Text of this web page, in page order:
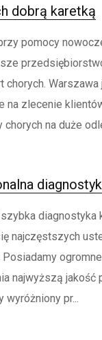
dobrą karetką
pomocy
na zlecenie
na duże
diagnostyka
najczęstszych
najwyższą jakość
pr...